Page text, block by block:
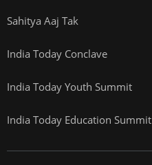
Sahitya Aaj Tak
India Today Conclave
India Today Youth Summit
India Today Education Summit